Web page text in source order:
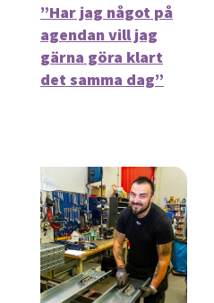
”Har jag något på
agendan vill jag
gärna göra klart
det samma dag”